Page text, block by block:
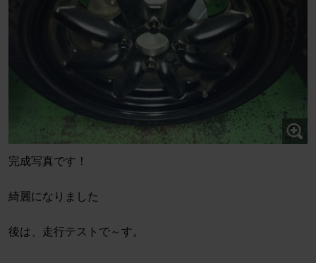
完成写真です！
綺麗になりました
後は、走行テストで～す。